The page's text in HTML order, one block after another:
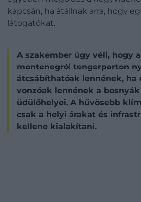
kapcsán, ha átállnak arra, hogy
látogatókat.
A szakember úgy véli, hogy
montenegrói tengerparton
átcsábíthatóak lennének, ha
vonzóak lennének a
üdülőhelyei. A hűvösebb
csak a helyi árakat és
kellene kialakítani.